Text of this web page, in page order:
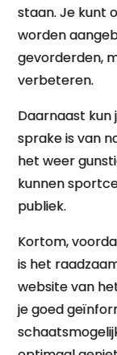
staan. Je kunt
worden
gevorderden,
verbeteren.
Daarnaast kun
sprake is van
het weer
kunnen
publiek.
Kortom,
is het
website van
je goed